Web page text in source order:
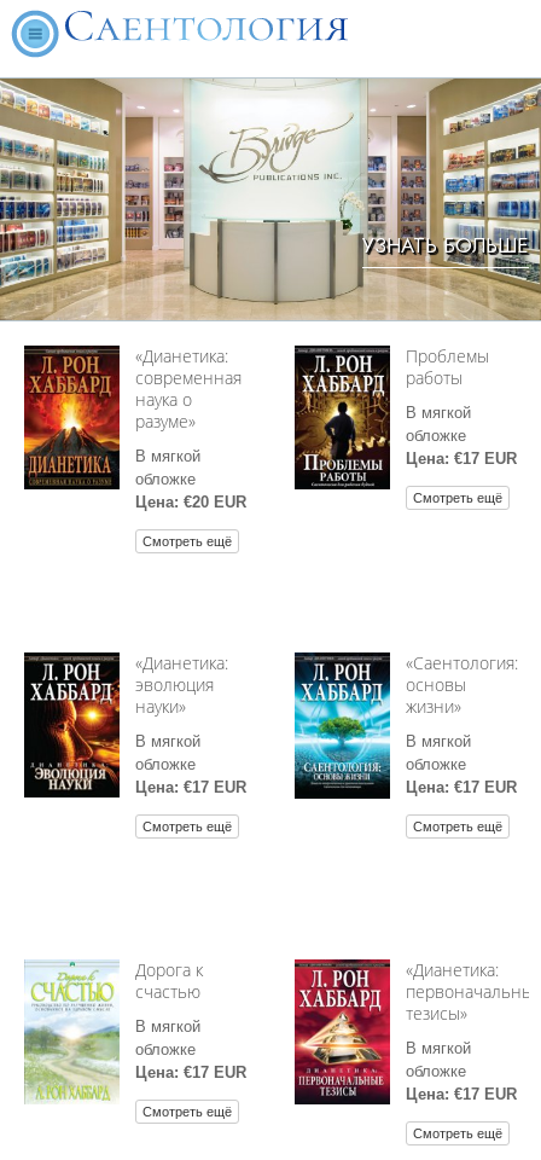
УЗНАТЬ БОЛЬШЕ
«Дианетика:
современная
наука о
разуме»
В мягкой
обложке
Цена: €20 EUR
Смотреть ещё
Проблемы
работы
В мягкой
обложке
Цена: €17 EUR
Смотреть ещё
«Дианетика:
эволюция
науки»
В мягкой
обложке
Цена: €17 EUR
Смотреть ещё
«Саентология:
основы
жизни»
В мягкой
обложке
Цена: €17 EUR
Смотреть ещё
Дорога к
счастью
В мягкой
обложке
Цена: €17 EUR
Смотреть ещё
«Дианетика:
тезисы»
В мягкой
обложке
Цена: €17 EUR
Смотреть ещё